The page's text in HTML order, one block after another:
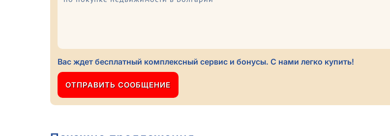
Вас ждет бесплатный комплексный сервис и бонусы. С нами легко купить!